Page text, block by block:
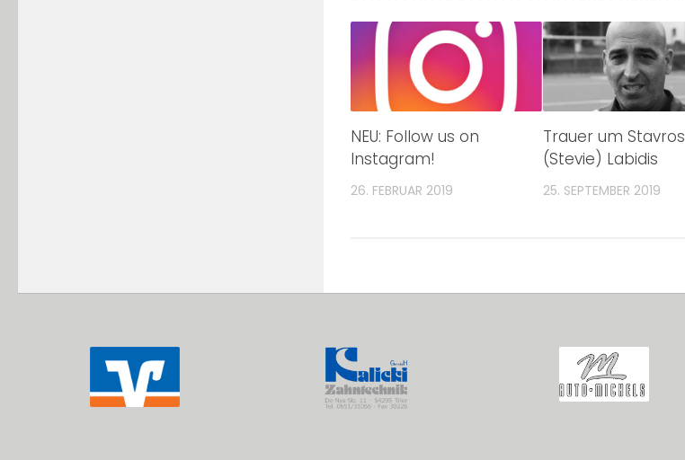
NEU: Follow us on
Instagram!
26. FEBRUAR 2019
Trauer um Stavros
(Stevie) Labidis
25. SEPTEMBER 2019